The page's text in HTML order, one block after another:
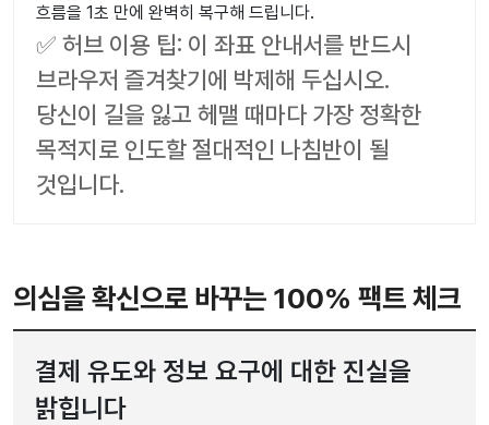
흐름을 1초 만에 완벽히 복구해 드립니다.
✅ 허브 이용 팁: 이 좌표 안내서를 반드시
브라우저 즐겨찾기에 박제해 두십시오.
당신이 길을 잃고 헤맬 때마다 가장 정확한
목적지로 인도할 절대적인 나침반이 될
것입니다.
의심을 확신으로 바꾸는 100% 팩트 체크
결제 유도와 정보 요구에 대한 진실을
밝힙니다